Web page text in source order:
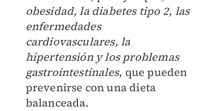
obesidad, la diabetes tipo 2, las
enfermedades
cardiovasculares, la
hipertensión y los problemas
gastrointestinales, que pueden
prevenirse con una dieta
balanceada.